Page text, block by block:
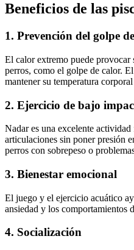
Beneficios de las
1. Prevención del golpe
El calor extremo puede provocar
perros, como el golpe de calor.
mantener su temperatura
2. Ejercicio de bajo
Nadar es una excelente
articulaciones sin poner presión
perros con sobrepeso o
3. Bienestar emocional
El juego y el ejercicio acuático
ansiedad y los comportamientos
4. Socialización